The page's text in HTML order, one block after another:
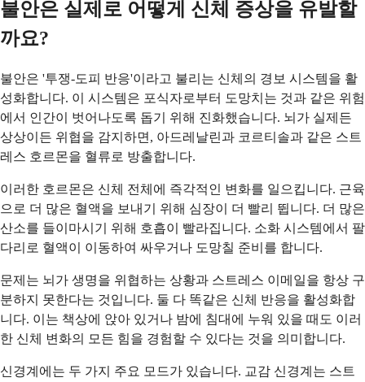
불안은 실제로 어떻게 신체 증상을 유발할
까요?
불안은 '투쟁-도피 반응'이라고 불리는 신체의 경보 시스템을 활
성화합니다. 이 시스템은 포식자로부터 도망치는 것과 같은 위험
에서 인간이 벗어나도록 돕기 위해 진화했습니다. 뇌가 실제든
상상이든 위협을 감지하면, 아드레날린과 코르티솔과 같은 스트
레스 호르몬을 혈류로 방출합니다.
이러한 호르몬은 신체 전체에 즉각적인 변화를 일으킵니다. 근육
으로 더 많은 혈액을 보내기 위해 심장이 더 빨리 뜁니다. 더 많은
산소를 들이마시기 위해 호흡이 빨라집니다. 소화 시스템에서 팔
다리로 혈액이 이동하여 싸우거나 도망칠 준비를 합니다.
문제는 뇌가 생명을 위협하는 상황과 스트레스 이메일을 항상 구
분하지 못한다는 것입니다. 둘 다 똑같은 신체 반응을 활성화합
니다. 이는 책상에 앉아 있거나 밤에 침대에 누워 있을 때도 이러
한 신체 변화의 모든 힘을 경험할 수 있다는 것을 의미합니다.
신경계에는 두 가지 주요 모드가 있습니다. 교감 신경계는 스트